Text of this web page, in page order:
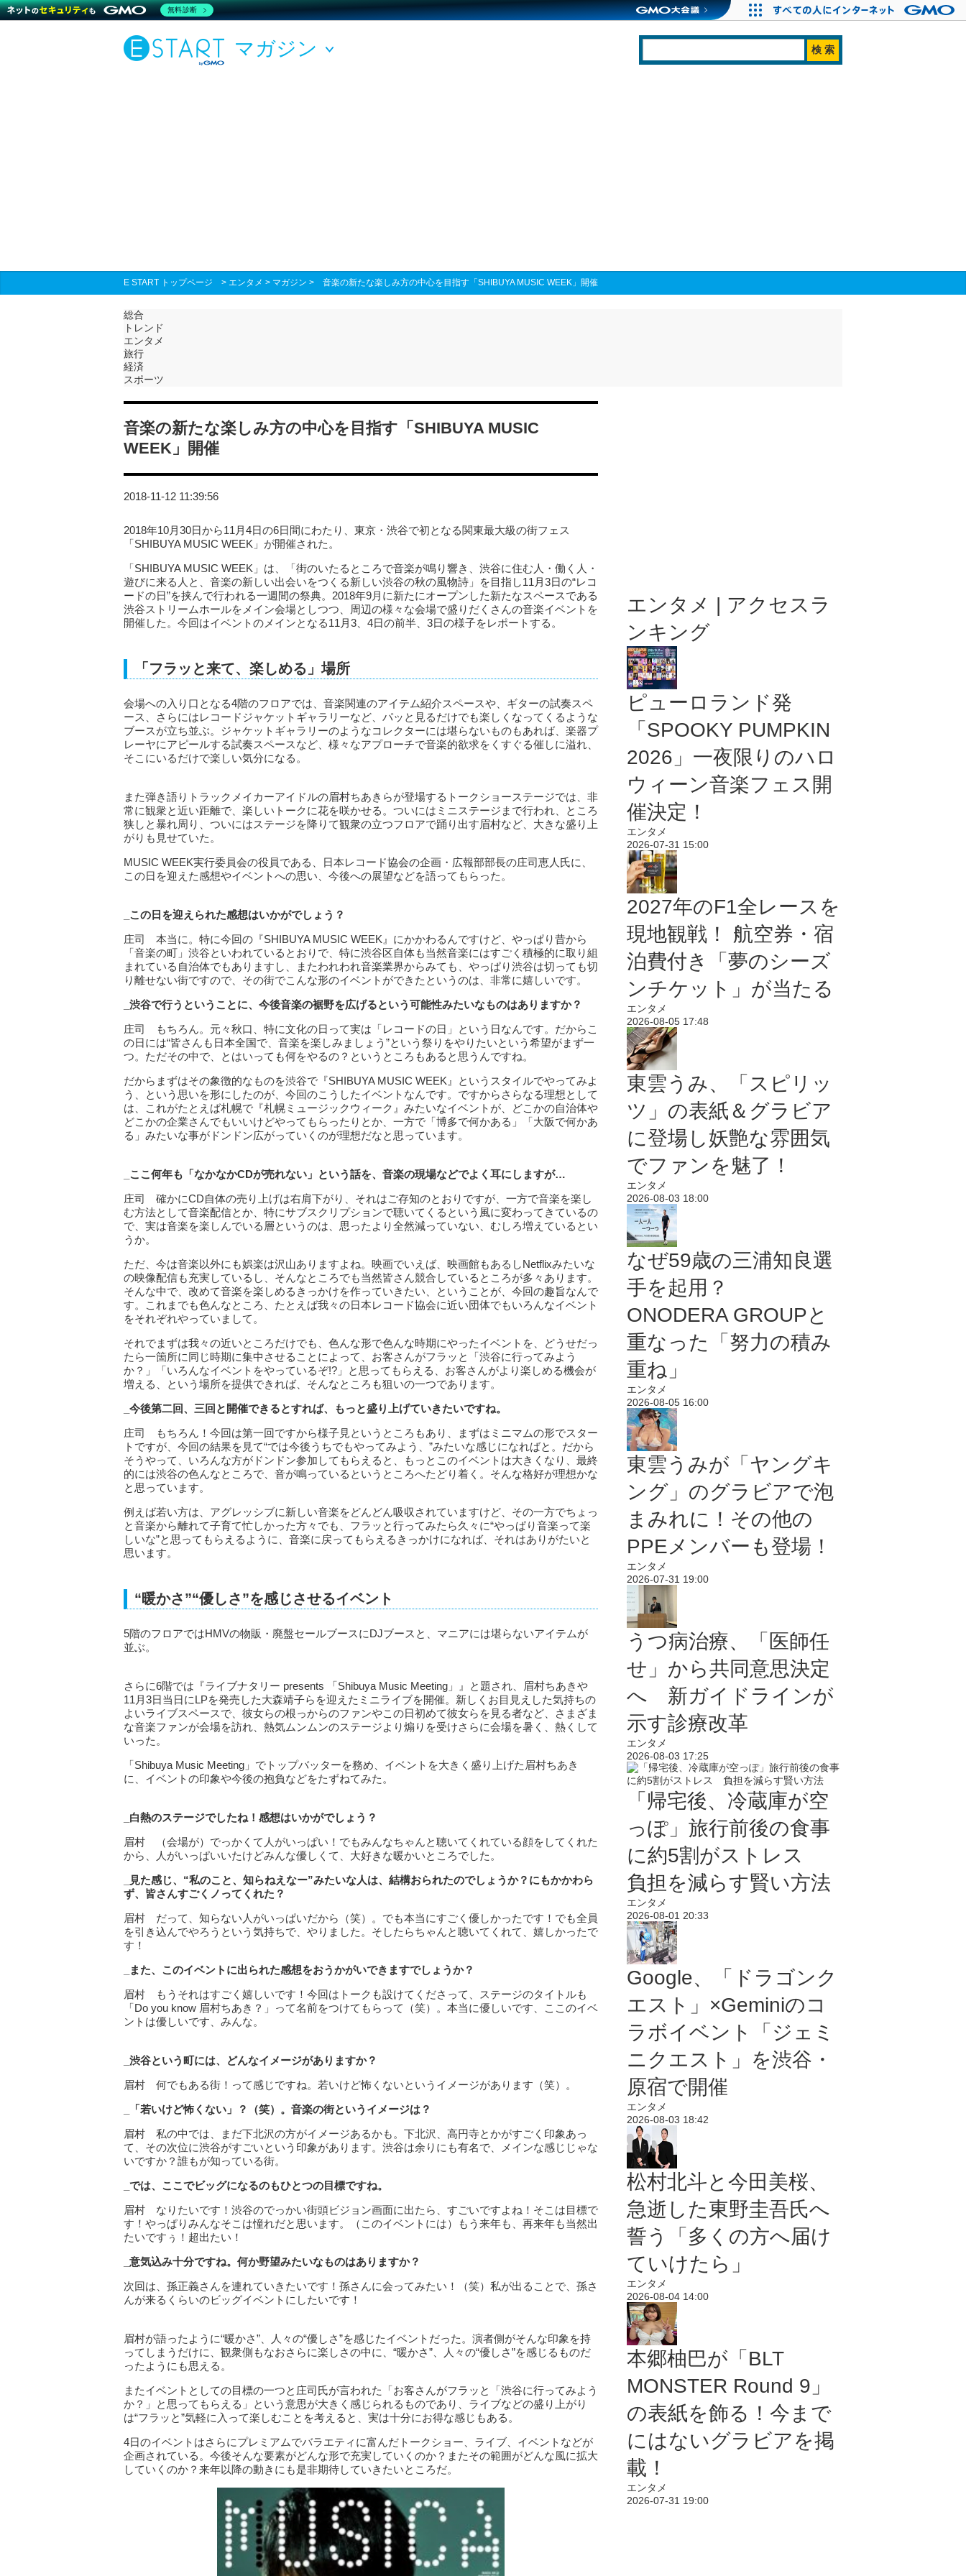
マガジン
E START トップページ > エンタメ > マガジン > 音楽の新たな楽しみ方の中心を目指す「SHIBUYA MUSIC WEEK」開催
総合
トレンド
エンタメ
旅行
経済
スポーツ
音楽の新たな楽しみ方の中心を目指す「SHIBUYA MUSIC
WEEK」開催
2018-11-12 11:39:56
2018年10月30日から11月4日の6日間にわたり、東京・渋谷で初となる関東最大級の街フェス
「SHIBUYA MUSIC WEEK」が開催された。
「SHIBUYA MUSIC WEEK」は、「街のいたるところで音楽が鳴り響き、渋谷に住む人・働く人・
遊びに来る人と、音楽の新しい出会いをつくる新しい渋谷の秋の風物詩」を目指し11月3日の“レコ
ードの日”を挟んで行われる一週間の祭典。2018年9月に新たにオープンした新たなスペースである
渋谷ストリームホールをメイン会場としつつ、周辺の様々な会場で盛りだくさんの音楽イベントを
開催した。今回はイベントのメインとなる11月3、4日の前半、3日の様子をレポートする。
「フラッと来て、楽しめる」場所
会場への入り口となる4階のフロアでは、音楽関連のアイテム紹介スペースや、ギターの試奏スペ
ース、さらにはレコードジャケットギャラリーなど、パッと見るだけでも楽しくなってくるような
ブースが立ち並ぶ。ジャケットギャラリーのようなコレクターには堪らないものもあれば、楽器プ
レーヤにアピールする試奏スペースなど、様々なアプローチで音楽的欲求をくすぐる催しに溢れ、
そこにいるだけで楽しい気分になる。
また弾き語りトラックメイカーアイドルの眉村ちあきらが登場するトークショーステージでは、非
常に観衆と近い距離で、楽しいトークに花を咲かせる。ついにはミニステージまで行われ、ところ
狭しと暴れ周り、ついにはステージを降りて観衆の立つフロアで踊り出す眉村など、大きな盛り上
がりも見せていた。
MUSIC WEEK実行委員会の役員である、日本レコード協会の企画・広報部部長の庄司恵人氏に、
この日を迎えた感想やイベントへの思い、今後への展望などを語ってもらった。
この日を迎えられた感想はいかがでしょう？
庄司 本当に。特に今回の『SHIBUYA MUSIC WEEK』にかかわるんですけど、やっぱり昔から
「音楽の町」渋谷といわれているとおりで、特に渋谷区自体も当然音楽にはすごく積極的に取り組
まれている自治体でもありますし、またわれわれ音楽業界からみても、やっぱり渋谷は切っても切
り離せない街ですので、その街でこんな形のイベントができたというのは、非常に嬉しいです。
_渋谷で行うということに、今後音楽の裾野を広げるという可能性みたいなものはありますか？
庄司 もちろん。元々秋口、特に文化の日って実は「レコードの日」という日なんです。だからこ
の日には“皆さんも日本全国で、音楽を楽しみましょう”という祭りをやりたいという希望がまず一
つ。ただその中で、とはいっても何をやるの？というところもあると思うんですね。
だからまずはその象徴的なものを渋谷で『SHIBUYA MUSIC WEEK』というスタイルでやってみよ
う、という思いを形にしたのが、今回のこうしたイベントなんです。ですからさらなる理想として
は、これがたとえば札幌で『札幌ミュージックウィーク』みたいなイベントが、どこかの自治体や
どこかの企業さんでもいいけどやってもらったりとか、一方で「博多で何かある」「大阪で何かあ
る」みたいな事がドンドン広がっていくのが理想だなと思っています。
_ここ何年も「なかなかCDが売れない」という話を、音楽の現場などでよく耳にしますが…
庄司 確かにCD自体の売り上げは右肩下がり、それはご存知のとおりですが、一方で音楽を楽し
む方法として音楽配信とか、特にサブスクリプションで聴いてくるという風に変わってきているの
で、実は音楽を楽しんでいる層というのは、思ったより全然減っていない、むしろ増えているとい
うか。
ただ、今は音楽以外にも娯楽は沢山ありますよね。映画でいえば、映画館もあるしNetflixみたいな
の映像配信も充実しているし、そんなところでも当然皆さん競合しているところが多々あります。
そんな中で、改めて音楽を楽しめるきっかけを作っていきたい、ということが、今回の趣旨なんで
す。これまでも色んなところ、たとえば我々の日本レコード協会に近い団体でもいろんなイベント
をそれぞれやっていまして。
それでまずは我々の近いところだけでも、色んな形で色んな時期にやったイベントを、どうせだっ
たら一箇所に同じ時期に集中させることによって、お客さんがフラッと「渋谷に行ってみよう
か？」「いろんなイベントをやっているぞ!?」と思ってもらえる、お客さんがより楽しめる機会が
増える、という場所を提供できれば、そんなところも狙いの一つであります。
_今後第二回、三回と開催できるとすれば、もっと盛り上げていきたいですね。
庄司 もちろん！今回は第一回ですから様子見というところもあり、まずはミニマムの形でスター
トですが、今回の結果を見て“では今後うちでもやってみよう、”みたいな感じになればと。だから
そうやって、いろんな方がドンドン参加してもらえると、もっとこのイベントは大きくなり、最終
的には渋谷の色んなところで、音が鳴っているというところへたどり着く。そんな格好が理想かな
と思っています。
例えば若い方は、アグレッシブに新しい音楽をどんどん吸収されていますけど、その一方でちょっ
と音楽から離れて子育て忙しかった方々でも、フラッと行ってみたら久々に“やっぱり音楽って楽
しいな”と思ってもらえるように、音楽に戻ってもらえるきっかけになれば、それはありがたいと
思います。
“暖かさ”“優しさ”を感じさせるイベント
5階のフロアではHMVの物販・廃盤セールブースにDJブースと、マニアには堪らないアイテムが
並ぶ。
さらに6階では『ライブナタリー presents 「Shibuya Music Meeting」』と題され、眉村ちあきや
11月3日当日にLPを発売した大森靖子らを迎えたミニライブを開催。新しくお目見えした気持ちの
よいライブスペースで、彼女らの根っからのファンやこの日初めて彼女らを見る者など、さまざま
な音楽ファンが会場を訪れ、熱気ムンムンのステージより煽りを受けさらに会場を暑く、熱くして
いった。
「Shibuya Music Meeting」でトップバッターを務め、イベントを大きく盛り上げた眉村ちあき
に、イベントの印象や今後の抱負などをたずねてみた。
_白熱のステージでしたね！感想はいかがでしょう？
眉村 （会場が）でっかくて人がいっぱい！でもみんなちゃんと聴いてくれている顔をしてくれた
から、人がいっぱいいたけどみんな優しくて、大好きな暖かいところでした。
_見た感じ、“私のこと、知らねえなー”みたいな人は、結構おられたのでしょうか？にもかかわら
ず、皆さんすごくノってくれた？
眉村 だって、知らない人がいっぱいだから（笑）。でも本当にすごく優しかったです！でも全員
を引き込んでやろうという気持ちで、やりました。そしたらちゃんと聴いてくれて、嬉しかったで
す！
_また、このイベントに出られた感想をおうかがいできますでしょうか？
眉村 もうそれはすごく嬉しいです！今回はトークも設けてくださって、ステージのタイトルも
「Do you know 眉村ちあき？」って名前をつけてもらって（笑）。本当に優しいです、ここのイベ
ントは優しいです、みんな。
_渋谷という町には、どんなイメージがありますか？
眉村 何でもある街！って感じですね。若いけど怖くないというイメージがあります（笑）。
_「若いけど怖くない」？（笑）。音楽の街というイメージは？
眉村 私の中では、まだ下北沢の方がイメージあるかも。下北沢、高円寺とかがすごく印象あっ
て、その次位に渋谷がすごいという印象があります。渋谷は余りにも有名で、メインな感じじゃな
いですか？誰もが知っている街。
_では、ここでビッグになるのもひとつの目標ですね。
眉村 なりたいです！渋谷のでっかい街頭ビジョン画面に出たら、すごいですよね！そこは目標で
す！やっぱりみんなそこは憧れだと思います。（このイベントには）もう来年も、再来年も当然出
たいですぅ！超出たい！
_意気込み十分ですね。何か野望みたいなものはありますか？
次回は、孫正義さんを連れていきたいです！孫さんに会ってみたい！（笑）私が出ることで、孫さ
んが来るくらいのビッグイベントにしたいです！
眉村が語ったように“暖かさ”、人々の“優しさ”を感じたイベントだった。演者側がそんな印象を持
ってしまうだけに、観衆側もなおさらに楽しさの中に、“暖かさ”、人々の“優しさ”を感じるものだ
ったようにも思える。
またイベントとしての目標の一つと庄司氏が言われた「お客さんがフラッと「渋谷に行ってみよう
か？」と思ってもらえる」という意思が大きく感じられるものであり、ライブなどの盛り上がり
は“フラッと”気軽に入って楽しむことを考えると、実は十分にお得な感じもある。
4日のイベントはさらにプレミアムでバラエティに富んだトークショー、ライブ、イベントなどが
企画されている。今後そんな要素がどんな形で充実していくのか？またその範囲がどんな風に拡大
していくのか？来年以降の動きにも是非期待していきたいところだ。
エンタメ | アクセスラ
ンキング
ピューロランド発
「SPOOKY PUMPKIN
2026」一夜限りのハロ
ウィーン音楽フェス開
催決定！
エンタメ
2026-07-31 15:00
2027年のF1全レースを
現地観戦！ 航空券・宿
泊費付き「夢のシーズ
ンチケット」が当たる
エンタメ
2026-08-05 17:48
東雲うみ、「スピリッ
ツ」の表紙＆グラビア
に登場し妖艶な雰囲気
でファンを魅了！
エンタメ
2026-08-03 18:00
なぜ59歳の三浦知良選
手を起用？
ONODERA GROUPと
重なった「努力の積み
重ね」
エンタメ
2026-08-05 16:00
東雲うみが「ヤングキ
ング」のグラビアで泡
まみれに！その他の
PPEメンバーも登場！
エンタメ
2026-07-31 19:00
うつ病治療、「医師任
せ」から共同意思決定
へ 新ガイドラインが
示す診療改革
エンタメ
2026-08-03 17:25
「帰宅後、冷蔵庫が空
っぽ」旅行前後の食事
に約5割がストレス
負担を減らす賢い方法
エンタメ
2026-08-01 20:33
Google、「ドラゴンク
エスト」×Geminiのコ
ラボイベント「ジェミ
ニクエスト」を渋谷・
原宿で開催
エンタメ
2026-08-03 18:42
松村北斗と今田美桜、
急逝した東野圭吾氏へ
誓う「多くの方へ届け
ていけたら」
エンタメ
2026-08-04 14:00
本郷柚巴が「BLT
MONSTER Round 9」
の表紙を飾る！今まで
にはないグラビアを掲
載！
エンタメ
2026-07-31 19:00
無料診断